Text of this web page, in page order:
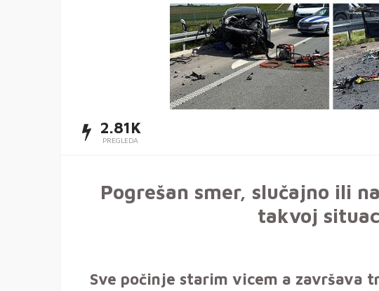
2.81K
PREGLEDA
Pogrešan smer, slučajno ili
takvoj
Sve počinje starim vicem a završava